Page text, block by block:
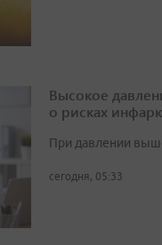
Высокое
о рисках
При давлении
сегодня, 05:33